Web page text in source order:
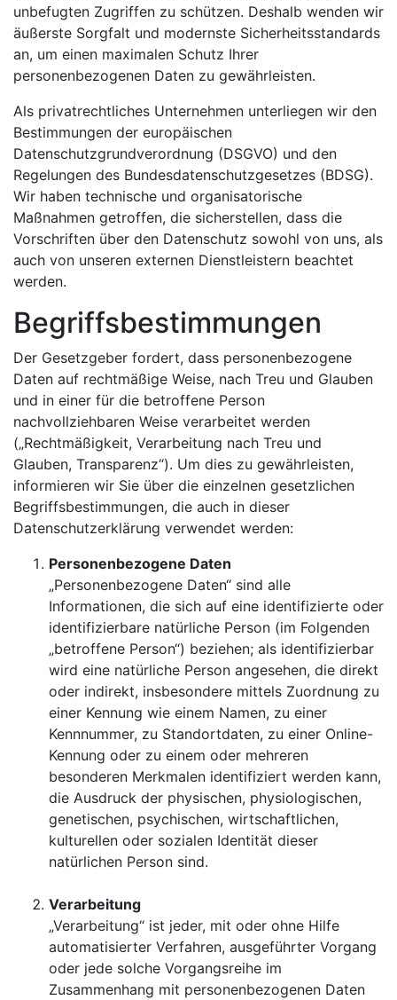
unbefugten Zugriffen zu schützen. Deshalb wenden wir
äußerste Sorgfalt und modernste Sicherheitsstandards
an, um einen maximalen Schutz Ihrer
personenbezogenen Daten zu gewährleisten.
Als privatrechtliches Unternehmen unterliegen wir den
Bestimmungen der europäischen
Datenschutzgrundverordnung (DSGVO) und den
Regelungen des Bundesdatenschutzgesetzes (BDSG).
Wir haben technische und organisatorische
Maßnahmen getroffen, die sicherstellen, dass die
Vorschriften über den Datenschutz sowohl von uns, als
auch von unseren externen Dienstleistern beachtet
werden.
Begriffsbestimmungen
Der Gesetzgeber fordert, dass personenbezogene
Daten auf rechtmäßige Weise, nach Treu und Glauben
und in einer für die betroffene Person
nachvollziehbaren Weise verarbeitet werden
(„Rechtmäßigkeit, Verarbeitung nach Treu und
Glauben, Transparenz“). Um dies zu gewährleisten,
informieren wir Sie über die einzelnen gesetzlichen
Begriffsbestimmungen, die auch in dieser
Datenschutzerklärung verwendet werden:
Personenbezogene Daten
„Personenbezogene Daten“ sind alle
Informationen, die sich auf eine identifizierte oder
identifizierbare natürliche Person (im Folgenden
„betroffene Person“) beziehen; als identifizierbar
wird eine natürliche Person angesehen, die direkt
oder indirekt, insbesondere mittels Zuordnung zu
einer Kennung wie einem Namen, zu einer
Kennnummer, zu Standortdaten, zu einer Online-
Kennung oder zu einem oder mehreren
besonderen Merkmalen identifiziert werden kann,
die Ausdruck der physischen, physiologischen,
genetischen, psychischen, wirtschaftlichen,
kulturellen oder sozialen Identität dieser
natürlichen Person sind.
Verarbeitung
„Verarbeitung“ ist jeder, mit oder ohne Hilfe
automatisierter Verfahren, ausgeführter Vorgang
oder jede solche Vorgangsreihe im
Zusammenhang mit personenbezogenen Daten